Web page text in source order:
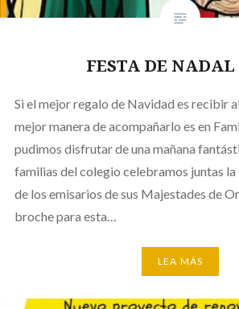
FESTA DE NADAL
Si el mejor regalo de Navidad es recibir
mejor manera de acompañarlo es en
pudimos disfrutar de una mañana
familias del colegio celebramos juntas
de los emisarios de sus Majestades de
broche para esta…
LEA MÁS